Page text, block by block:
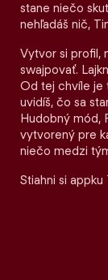
stane niečo
nehľadáš nič,
Vytvor si profil,
swajpovať.
Od tej chvíle je
uvidíš, čo sa
Hudobný mód,
vytvorený pre
niečo medzi
Stiahni si